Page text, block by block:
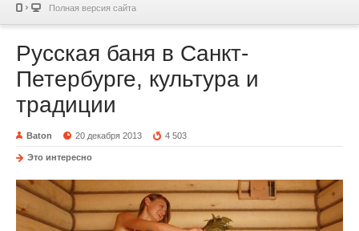
Полная версия сайта
Русская баня в Санкт-
Петербурге, культура и
традиции
Baton 20 декабря 2013 4 503
Это интересно